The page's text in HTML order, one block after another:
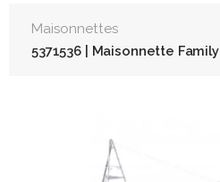
Maisonnettes
5371536 | Maisonnette Family